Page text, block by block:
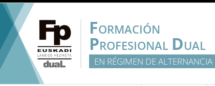
Saltar
contenido
FORMACIÓN
PROFESIONAL DUAL
EN RÉGIMEN DE ALTERNANCIA